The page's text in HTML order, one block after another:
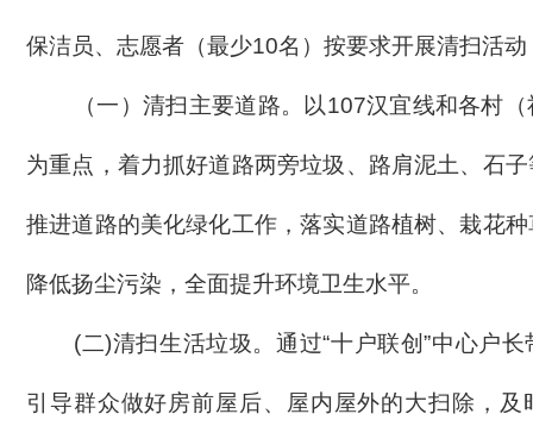
保洁员、志愿者 （最少10名） 按要求开展清扫活动
（一） 清扫主要道路。 以107汉宜线和各村
为重点，着力抓好道路两旁垃圾、路肩泥土、石
推进道路的美化绿化工作，落实道路植树、栽花
降低扬尘污染，全面提升环境卫生水平。
(二)清扫生活垃圾。通过“十户联创”中心户
引导群众做好房前屋后、屋内屋外的大扫除，及